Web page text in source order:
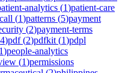
analytics (1)patient-care
(1)patterns (5)payment
(2)payment-terms
4)pdf(2)pdfkit (1)pdpl
1)people-analytics
(1)permissions